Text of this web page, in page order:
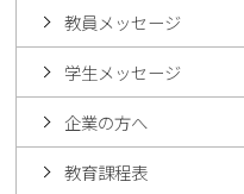
教員メッセージ
学生メッセージ
企業の方へ
教育課程表